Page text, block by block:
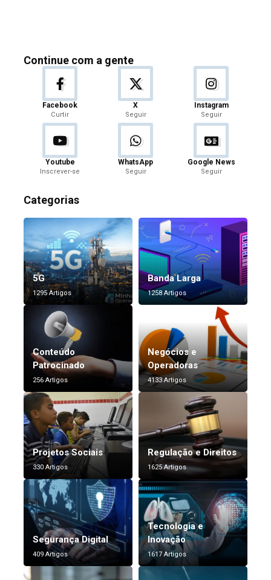
Continue com a gente
Facebook
Curtir
X
Seguir
Instagram
Seguir
Youtube
Inscrever-se
WhatsApp
Seguir
Google News
Seguir
Categorias
5G
1295 Artigos
Banda Larga
1258 Artigos
Conteúdo
Patrocinado
256 Artigos
Negócios e
Operadoras
4133 Artigos
Projetos Sociais
330 Artigos
Regulação e Direitos
1625 Artigos
Segurança Digital
409 Artigos
Tecnologia e
Inovação
1617 Artigos